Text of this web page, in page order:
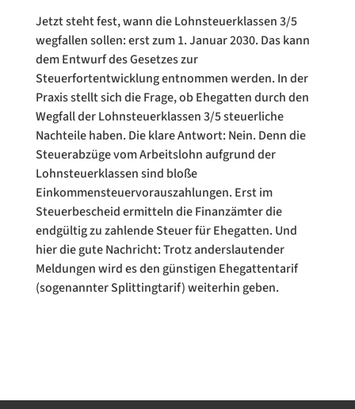
Jetzt steht fest, wann die Lohnsteuerklassen 3/5
wegfallen sollen: erst zum 1. Januar 2030. Das kann
dem Entwurf des Gesetzes zur
Steuerfortentwicklung entnommen werden. In der
Praxis stellt sich die Frage, ob Ehegatten durch den
Wegfall der Lohnsteuerklassen 3/5 steuerliche
Nachteile haben. Die klare Antwort: Nein. Denn die
Steuerabzüge vom Arbeitslohn aufgrund der
Lohnsteuerklassen sind bloße
Einkommensteuervorauszahlungen. Erst im
Steuerbescheid ermitteln die Finanzämter die
endgültig zu zahlende Steuer für Ehegatten. Und
hier die gute Nachricht: Trotz anderslautender
Meldungen wird es den günstigen Ehegattentarif
(sogenannter Splittingtarif) weiterhin geben.